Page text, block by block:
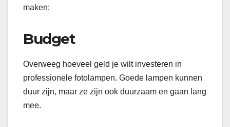
maken:
Budget
Overweeg hoeveel geld je wilt investeren in
professionele fotolampen. Goede lampen kunnen
duur zijn, maar ze zijn ook duurzaam en gaan lang
mee.